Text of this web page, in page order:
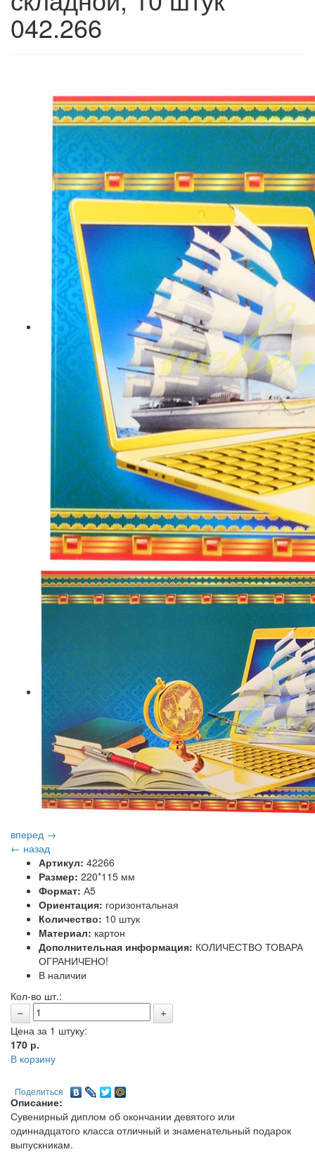
042.266
вперед →
← назад
Артикул: 42266
Размер: 220*115 мм
Формат: А5
Ориентация: горизонтальная
Количество: 10 штук
Материал: картон
Дополнительная информация: КОЛИЧЕСТВО ТОВАРА
ОГРАНИЧЕНО!
В наличии
Кол-во шт.:
Цена за 1 штуку:
170 р.
В корзину
Поделиться
Описание:
Сувенирный диплом об окончании девятого или
одиннадцатого класса отличный и знаменательный подарок
выпускникам.